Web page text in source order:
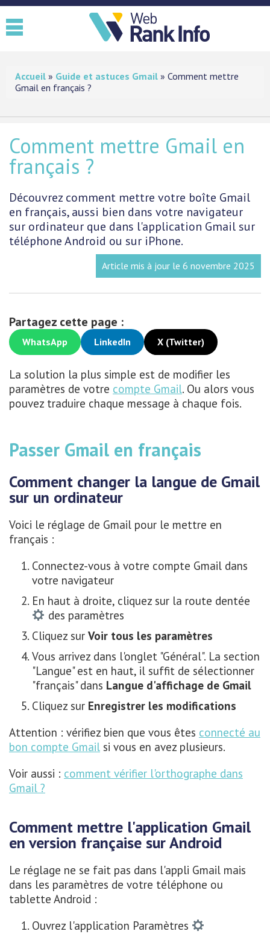
GMAIL
Accueil » Guide et astuces Gmail » Comment mettre
Gmail en français ?
Comment mettre Gmail en
français ?
Découvrez comment mettre votre boîte Gmail
en français, aussi bien dans votre navigateur
sur ordinateur que dans l'application Gmail sur
téléphone Android ou sur iPhone.
Article mis à jour le 6 novembre 2025
Partagez cette page :
WhatsApp LinkedIn X (Twitter)
La solution la plus simple est de modifier les
paramètres de votre compte Gmail. Ou alors vous
pouvez traduire chaque message à chaque fois.
Passer Gmail en français
Comment changer la langue de Gmail
sur un ordinateur
Voici le réglage de Gmail pour le mettre en
français :
Connectez-vous à votre compte Gmail dans
votre navigateur
En haut à droite, cliquez sur la route dentée
des paramètres
Cliquez sur Voir tous les paramètres
Vous arrivez dans l'onglet "Général". La section
"Langue" est en haut, il suffit de sélectionner
"français" dans Langue d'affichage de Gmail
Cliquez sur Enregistrer les modifications
Attention : vérifiez bien que vous êtes connecté au
bon compte Gmail si vous en avez plusieurs.
Voir aussi : comment vérifier l'orthographe dans
Gmail ?
Comment mettre l'application Gmail
en version française sur Android
Le réglage ne se fait pas dans l'appli Gmail mais
dans les paramètres de votre téléphone ou
tablette Android :
Ouvrez l'application Paramètres